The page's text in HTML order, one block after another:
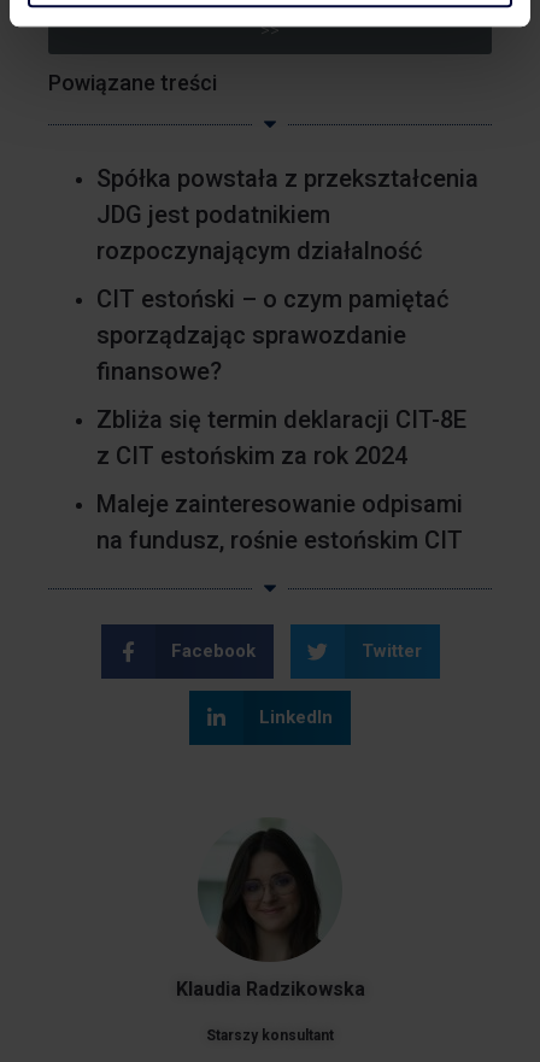
#WIĘCEJ o CIT estońskim i zapis na newsletter
>>
Powiązane treści
Spółka powstała z przekształcenia
JDG jest podatnikiem
rozpoczynającym działalność
CIT estoński – o czym pamiętać
sporządzając sprawozdanie
finansowe?
Zbliża się termin deklaracji CIT-8E
z CIT estońskim za rok 2024
Maleje zainteresowanie odpisami
na fundusz, rośnie estońskim CIT
Facebook Twitter
LinkedIn
Klaudia Radzikowska
Starszy konsultant